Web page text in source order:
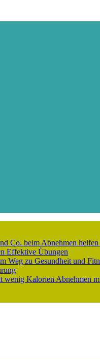
Co. beim Abnehmen helfen
Effektive Übungen
Weg zu Gesundheit und
wenig Kalorien Abnehmen